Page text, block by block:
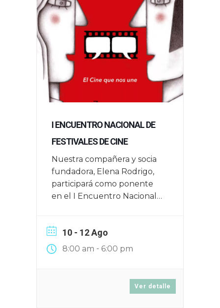
I ENCUENTRO NACIONAL DE
FESTIVALES DE CINE
Nuestra compañera y socia
fundadora, Elena Rodrigo,
participará como ponente
en el I Encuentro Nacional
16, 17 y 18 de junio de 2025
10 - 12 Ago
8:00 am - 6:00 pm
Ver detalle